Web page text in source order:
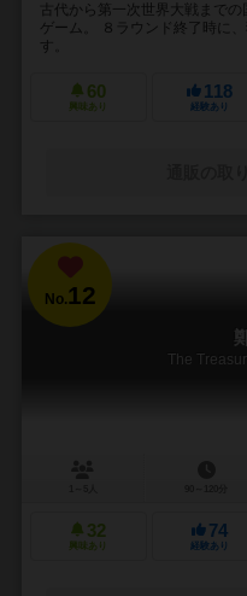
古代から第一次世界大戦まで
ゲーム。 ８ラウンド終了時に
す。
60
興味あり
118
経験あり
No.12
The
32
興味あり
74
経験あり